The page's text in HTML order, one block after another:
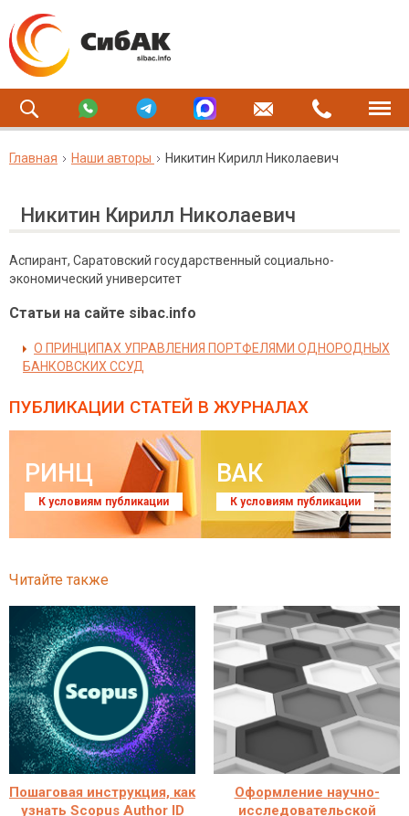
Главная Наши авторы Никитин Кирилл Николаевич
Никитин Кирилл Николаевич
Аспирант, Саратовский государственный социально-
экономический университет
Статьи на сайте sibac.info
О ПРИНЦИПАХ УПРАВЛЕНИЯ ПОРТФЕЛЯМИ ОДНОРОДНЫХ
БАНКОВСКИХ ССУД
ПУБЛИКАЦИИ СТАТЕЙ В ЖУРНАЛАХ
РИНЦ
К условиям публикации
ВАК
К условиям публикации
Читайте также
Пошаговая инструкция, как
узнать Scopus Author ID
Оформление научно-
исследовательской